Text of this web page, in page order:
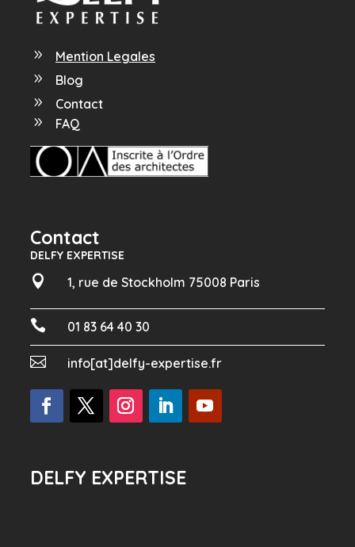
9
Mention Legales
9
Blog
9
Contact
9
FAQ
Contact
DELFY EXPERTISE
 1, rue de Stockholm 75008 Paris
 01 83 64 40 30
 info[at]delfy-expertise.fr
DELFY EXPERTISE